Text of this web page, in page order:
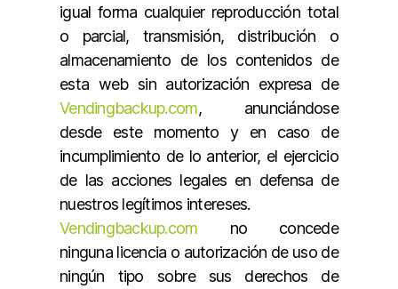
igual forma cualquier reproducción total
o parcial, transmisión, distribución o
almacenamiento de los contenidos de
esta web sin autorización expresa de
Vendingbackup.com, anunciándose
desde este momento y en caso de
incumplimiento de lo anterior, el ejercicio
de las acciones legales en defensa de
nuestros legítimos intereses.
Vendingbackup.com no concede
ninguna licencia o autorización de uso de
ningún tipo sobre sus derechos de